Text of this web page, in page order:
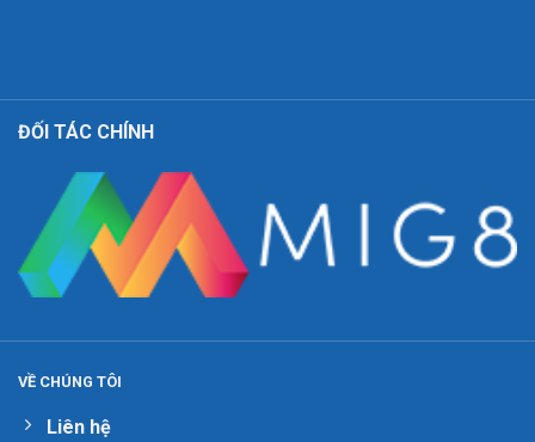
ĐỐI TÁC CHÍNH
VỀ CHÚNG TÔI
Liên hệ